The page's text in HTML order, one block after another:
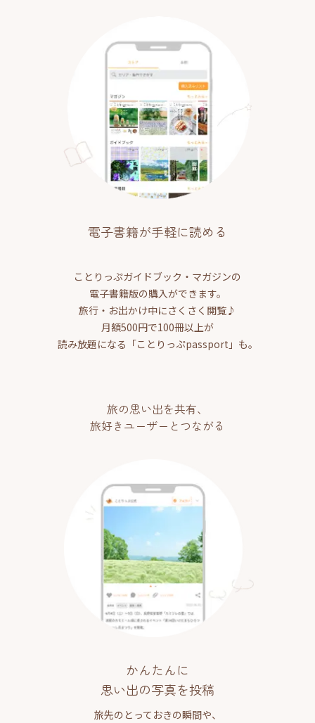
電子書籍が手軽に読める
ことりっぷガイドブック・マガジンの
電子書籍版の購入ができます。
旅行・お出かけ中にさくさく閲覧♪
月額500円で100冊以上が
読み放題になる「ことりっぷpassport」も。
旅の思い出を共有、
旅好きユーザーとつながる
かんたんに
思い出の写真を投稿
旅先のとっておきの瞬間や、